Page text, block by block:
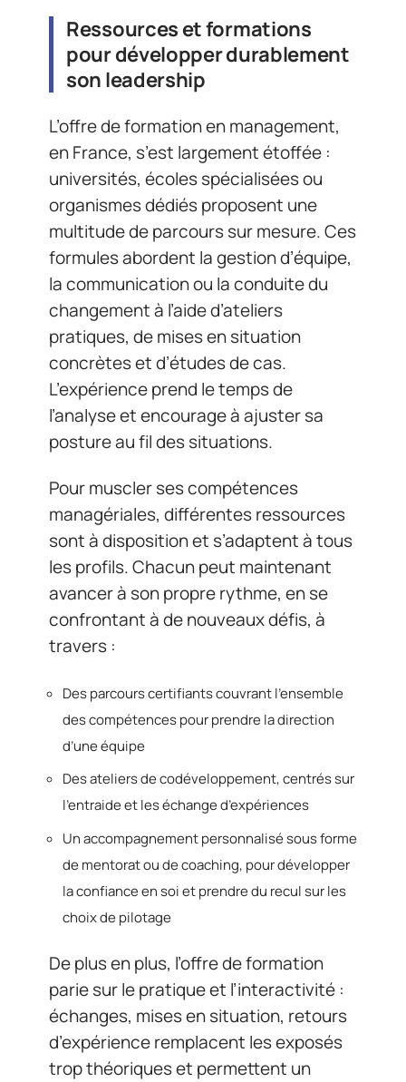
Ressources et formations
pour développer durablement
son leadership
L’offre de formation en management,
en France, s’est largement étoffée :
universités, écoles spécialisées ou
organismes dédiés proposent une
multitude de parcours sur mesure. Ces
formules abordent la gestion d’équipe,
la communication ou la conduite du
changement à l’aide d’ateliers
pratiques, de mises en situation
concrètes et d’études de cas.
L’expérience prend le temps de
l’analyse et encourage à ajuster sa
posture au fil des situations.
Pour muscler ses compétences
managériales, différentes ressources
sont à disposition et s’adaptent à tous
les profils. Chacun peut maintenant
avancer à son propre rythme, en se
confrontant à de nouveaux défis, à
travers :
Des parcours certifiants couvrant l’ensemble
des compétences pour prendre la direction
d’une équipe
Des ateliers de codéveloppement, centrés sur
l’entraide et les échange d’expériences
Un accompagnement personnalisé sous forme
de mentorat ou de coaching, pour développer
la confiance en soi et prendre du recul sur les
choix de pilotage
De plus en plus, l’offre de formation
parie sur le pratique et l’interactivité :
échanges, mises en situation, retours
d’expérience remplacent les exposés
trop théoriques et permettent un